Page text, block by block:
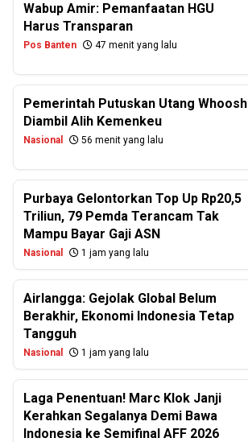
Wabup Amir: Pemanfaatan HGU
Harus Transparan
Pos Banten 47 menit yang lalu
Pemerintah Putuskan Utang Whoosh
Diambil Alih Kemenkeu
Nasional 56 menit yang lalu
Purbaya Gelontorkan Top Up Rp20,5
Triliun, 79 Pemda Terancam Tak
Mampu Bayar Gaji ASN
Nasional 1 jam yang lalu
Airlangga: Gejolak Global Belum
Berakhir, Ekonomi Indonesia Tetap
Tangguh
Nasional 1 jam yang lalu
Laga Penentuan! Marc Klok Janji
Kerahkan Segalanya Demi Bawa
Indonesia ke Semifinal AFF 2026